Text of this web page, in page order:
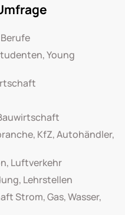
Young
KfZ, Autohändler,
Luftverkehr
Lehrstellen
Strom, Gas, Wasser,